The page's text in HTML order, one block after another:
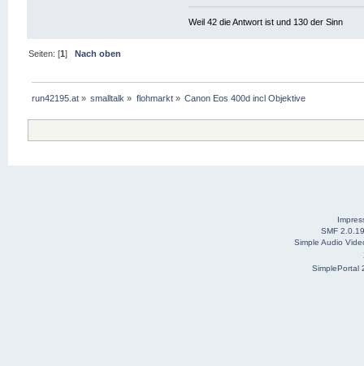
Weil 42 die Antwort ist und 130 der Sinn
Seiten: [1]Nach oben
run42195.at » smalltalk » flohmarkt» Canon Eos 400d incl Objektive
SMF 2.0.19
Simple Audio
SimplePortal